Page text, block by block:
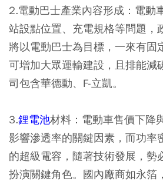
2.電動巴士產業內容形成：電動
站設點位置、充電規格等問題，
將以電動巴士為目標，一來有固
可增加大眾運輸建設，且排能減
司包含華德動、F-立凱。
3.鋰電池材料：電動車售價下降
影響滲透率的關鍵因素，而功率
的超級電容，隨著技術發展，勢
扮演關鍵角色。國內廠商如永箔